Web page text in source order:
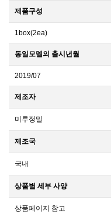
제품구성
1box(2ea)
동일모델의 출시년월
2019/07
제조자
미루정밀
제조국
국내
상품별 세부 사양
상품페이지 참고